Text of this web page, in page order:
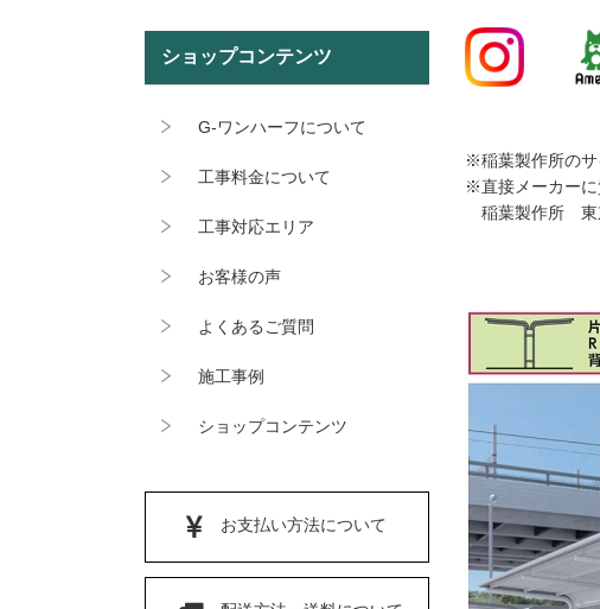
※稲葉製作所のサ
※直接メーカーに
稲葉製作所 東
ショップコンテンツ
G-ワンハーフについて
工事料金について
工事対応エリア
お客様の声
よくあるご質問
施工事例
ショップコンテンツ
お支払い方法について